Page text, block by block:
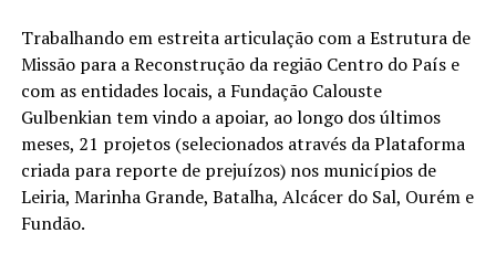
Trabalhando em estreita articulação com a Estrutura de
Missão para a Reconstrução da região Centro do País e
com as entidades locais, a Fundação Calouste
Gulbenkian tem vindo a apoiar, ao longo dos últimos
meses, 21 projetos (selecionados através da Plataforma
criada para reporte de prejuízos) nos municípios de
Leiria, Marinha Grande, Batalha, Alcácer do Sal, Ourém e
Fundão.